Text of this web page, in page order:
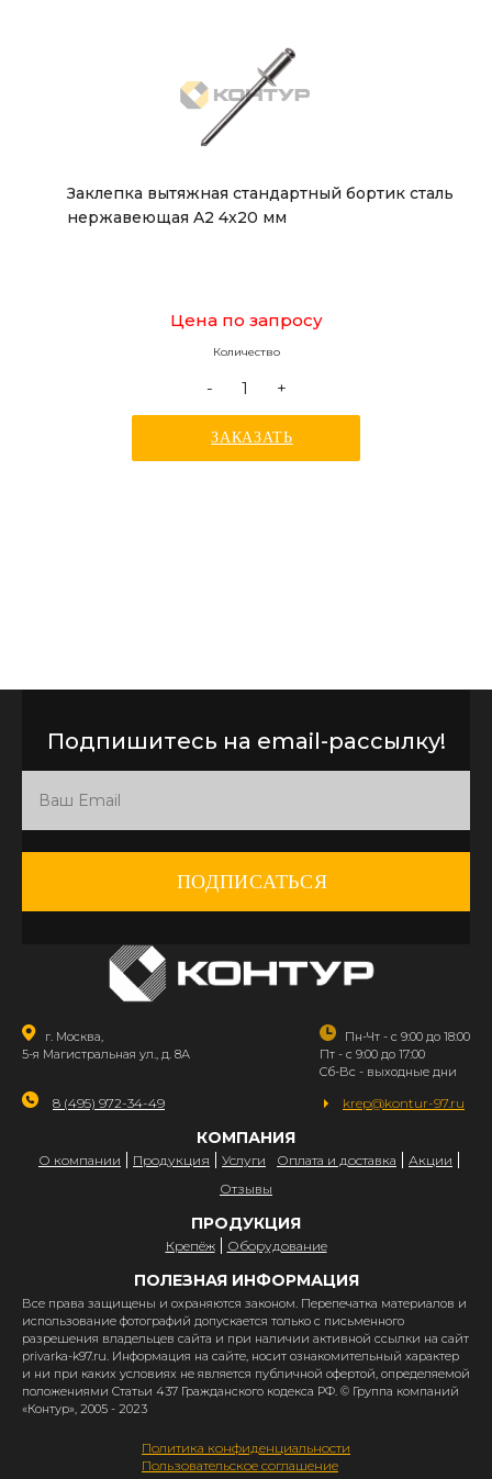
Заклепка вытяжная стандартный бортик сталь
нержавеющая A2 4x20 мм
Цена по запросу
Количество
- +
ЗАКАЗАТЬ
Подпишитесь на email-рассылку!
ПОДПИСАТЬСЯ
г. Москва,
5-я Магистральная ул., д. 8А
Пн-Чт - с 9:00 до 18:00
Пт - с 9:00 до 17:00
Сб-Вс - выходные дни
8 (495) 972-34-49 krep@kontur-97.ru
КОМПАНИЯ
О компании Продукция Услуги Оплата и доставка
Акции
Отзывы
ПРОДУКЦИЯ
Крепёж Оборудование
ПОЛЕЗНАЯ ИНФОРМАЦИЯ
Все права защищены и охраняются законом. Перепечатка материалов и
использование фотографий допускается только с письменного
разрешения владельцев сайта и при наличии активной ссылки на сайт
privarka-k97.ru. Информация на сайте, носит ознакомительный характер
и ни при каких условиях не является публичной офертой, определяемой
положениями Статьи 437 Гражданского кодекса РФ. © Группа компаний
«Контур», 2005 - 2023
Политика конфиденциальности
Пользовательское соглашение